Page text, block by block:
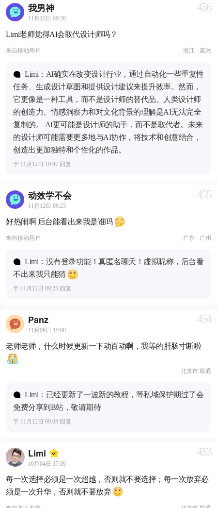
我男神
11月12日 09:26
456
Limi老师觉得AI会取代设计师吗？
来自移动用户 浙江 · 嘉兴
Limi：AI确实在改变设计行业，通过自动化一些重复性
任务、生成设计草图和提供设计建议来提升效率。然而，
它更像是一种工具，而不是设计师的替代品。人类设计师
的创造力、情感洞察力和对文化背景的理解是AI无法完全
复制的。 AI更可能是设计师的助手，而不是取代者。未来
的设计师可能需要更多地与AI协作，将技术和创意结合，
创造出更加独特和个性化的作品。
于 11月12日 19:47 回复
动效学不会
11月12日 09:23
455
好热闹啊 后台能看出来我是谁吗
来自移动用户 广东 · 广州
Limi：没有登录功能！真匿名聊天！虚拟昵称，后台看
不出来我只能猜
于 11月12日 09:25 回复
Panz
11月06日 15:08
454
老师老师，什么时候更新一下动百动啊，我等的肝肠寸断啦
北京市 联通
Limi：已经更新了一波新的教程，等私域保护期过了会
免费分享到B站，敬请期待
于 11月12日 09:03 回复
Limi
10月04日 17:09
453
每一次选择必须是一次超越，否则就不要选择；每一次放弃必
须是一次升华，否则就不要放弃